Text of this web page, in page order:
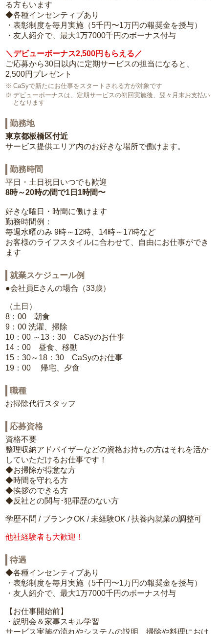
る方もいます
◆各種インセンティブあり
・表彰制度を毎月実施（5千円〜1万円の報奨金を授与）
・友人紹介で、最大1万7000千円のボーナス付与
＼デビューボーナス2,500円もらえる／
ご応募から30日以内に定期サービスの担当になると、
2,500円プレゼント
CaSyで新たにお仕事をスタートされる方が対象です
デビューボーナスは、定期サービスの初回実施後、翌々月末お支払い
となります
勤務地
東京都板橋区付近
サービス提供エリア内のお好きな場所で働けます。
勤務時間
平日・土日祝日いつでも歓迎
8時～20時の間で1日1時間〜
好きな曜日・時間に働けます
勤務時間例：
毎週水曜のみ 9時～12時、14時～17時など
お客様のライフスタイルに合わせて、自由にお仕事ができ
ます
就業スケジュール例
●会社員Eさんの場合（33歳）
（土日）
8：00 朝食
9：00 洗濯、掃除
10：00 ～13：30 CaSyのお仕事
14：00 昼食、移動
15：30～18：30 CaSyのお仕事
19：00 帰宅、夕食
職種
お掃除代行スタッフ
応募資格
資格不要
整理収納アドバイザーなどの資格お持ちの方はそれを活か
していただけるお仕事です！
◆お掃除が得意な方
◆時間を守れる方
◆挨拶のできる方
◆反社との関与･犯罪歴のない方
学歴不問 / ブランクOK / 未経験OK / 扶養内就業の調整可
他社経験者も大歓迎！
待遇
◆各種インセンティブあり
・表彰制度を毎月実施（5千円〜1万円の報奨金を授与）
・友人紹介で、最大1万7000千円のボーナス付与
【お仕事開始前】
・説明会＆家事スキル学習
サービス実施の流れやシステムの説明、掃除や料理におけ